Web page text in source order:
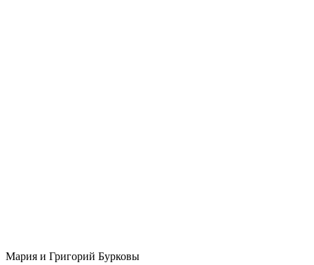
Мария и Григорий Бурковы